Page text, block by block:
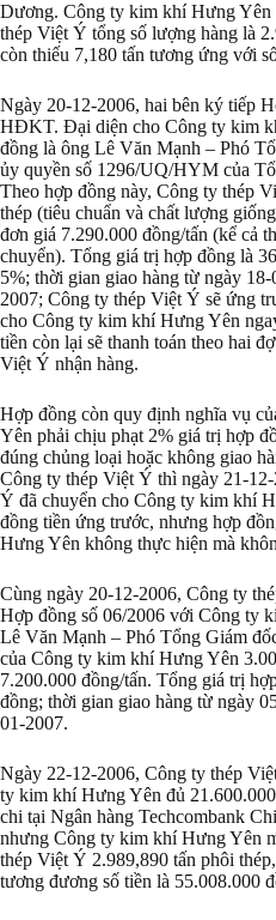
Dương. Công ty kim khí Hưng Yên
thép Việt Ý tổng số lượng hàng là
còn thiếu 7,180 tấn tương ứng với
Ngày 20-12-2006, hai bên ký tiếp
HĐKT. Đại diện cho Công ty kim
đồng là ông Lê Văn Mạnh – Phó
ủy quyền số 1296/UQ/HYM của
Theo hợp đồng này, Công ty thép
thép (tiêu chuẩn và chất lượng
đơn giá 7.290.000 đồng/tấn (kể cả
chuyển). Tổng giá trị hợp đồng là
5%; thời gian giao hàng từ ngày
2007; Công ty thép Việt Ý sẽ ứng
cho Công ty kim khí Hưng Yên
tiền còn lại sẽ thanh toán theo hai
Việt Ý nhận hàng.
Hợp đồng còn quy định nghĩa vụ
Yên phải chịu phạt 2% giá trị hợp
đúng chủng loại hoặc không giao
Công ty thép Việt Ý thì ngày 21-
Ý đã chuyển cho Công ty kim khí
đồng tiền ứng trước, nhưng hợp
Hưng Yên không thực hiện mà
Cùng ngày 20-12-2006, Công ty
Hợp đồng số 06/2006 với Công ty
Lê Văn Mạnh – Phó Tổng Giám
của Công ty kim khí Hưng Yên
7.200.000 đồng/tấn. Tổng giá trị
đồng; thời gian giao hàng từ ngày
01-2007.
Ngày 22-12-2006, Công ty thép
ty kim khí Hưng Yên đủ
chi tại Ngân hàng Techcombank
nhưng Công ty kim khí Hưng Yên
thép Việt Ý 2.989,890 tấn phôi
tương đương số tiền là 55.008.000